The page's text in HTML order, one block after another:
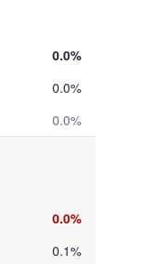
0.0%
0.0%
0.0%
0.0%
0.1%